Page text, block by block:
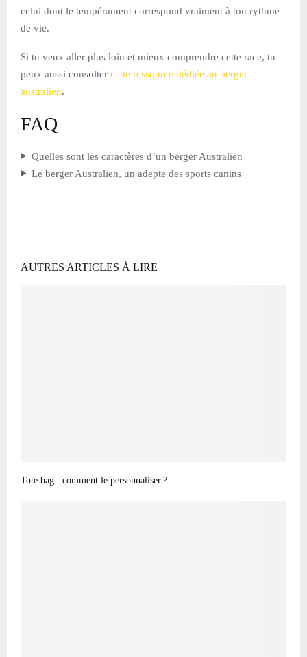
celui dont le tempérament correspond vraiment à ton rythme
de vie.
Si tu veux aller plus loin et mieux comprendre cette race, tu
peux aussi consulter cette ressource dédiée au berger
australien.
FAQ
Quelles sont les caractères d’un berger Australien
Le berger Australien, un adepte des sports canins
AUTRES ARTICLES À LIRE
Tote bag : comment le personnaliser ?